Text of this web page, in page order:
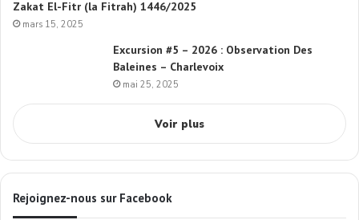
Zakat El-Fitr (la Fitrah) 1446/2025
mars 15, 2025
Excursion #5 – 2026 : Observation Des
Baleines – Charlevoix
mai 25, 2025
Voir plus
Rejoignez-nous sur Facebook